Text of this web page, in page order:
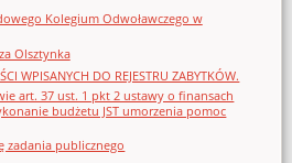
Kolegium Odwoławczego w
Olsztynka
WPISANYCH DO REJESTRU ZABYTKÓW.
art. 37 ust. 1 pkt 2 ustawy o finansach
budżetu JST umorzenia pomoc
zadania publicznego